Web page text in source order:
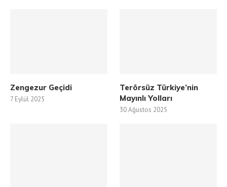
Zengezur Geçidi
7 Eylül 2025
Terörsüz Türkiye’nin
Mayınlı Yolları
30 Ağustos 2025